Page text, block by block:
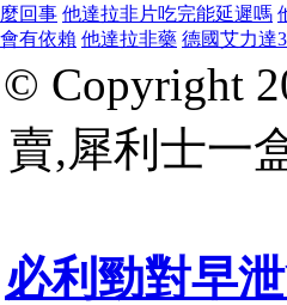
麼回事 他達拉非片吃完能延遲嗎
會有依賴 他達拉非藥 德國艾力達
© Copyright
賣,犀利士一
必利勁對早